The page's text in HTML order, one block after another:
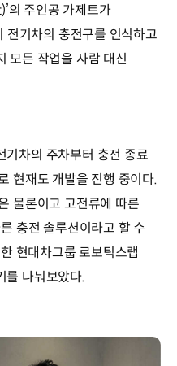
의 주인공 가제트가
전기차의 충전구를 인식하고
모든 작업을 사람 대신
기차의 주차부터 충전 종료
현재도 개발을 진행 중이다.
물론이고 고전류에 따른
충전 솔루션이라고 할 수
현대차그룹 로보틱스랩
를 나눠보았다.